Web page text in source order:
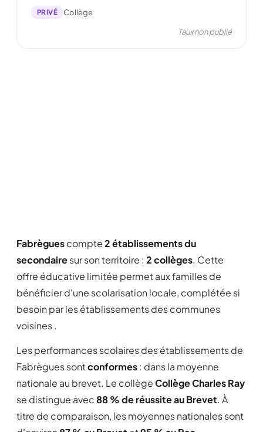
PRIVÉ Collège
Taux non publié
Fabrèguescompte2 établissements du
secondairesur son territoire : 2 collèges. Cette
offre éducative limitée permet aux familles de
bénéficier d'une scolarisation locale, complétée si
besoin par les établissements des communes
voisines .
Les performances scolaires des établissements de
Fabrègues sontconformes: dans la moyenne
nationale au brevet. Le collègeCollège Charles Ray
se distingue avec88 % de réussite au Brevet. À
titre de comparaison, les moyennes nationales sont